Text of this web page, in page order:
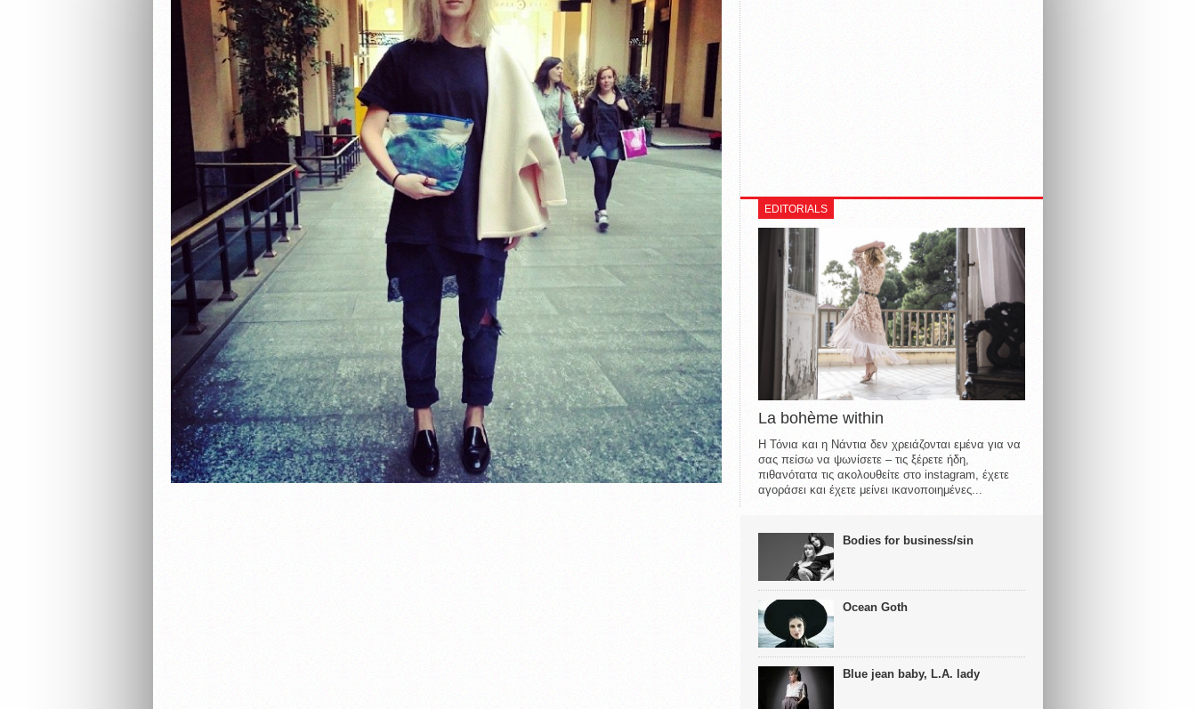
EDITORIALS
La bohème within
Η Τόνια και η Νάντια δεν χρειάζονται εμένα για να
σας πείσω να ψωνίσετε – τις ξέρετε ήδη,
πιθανότατα τις ακολουθείτε στο instagram, έχετε
αγοράσει και έχετε μείνει ικανοποιημένες...
Bodies for business/sin
Ocean Goth
Blue jean baby, L.A. lady